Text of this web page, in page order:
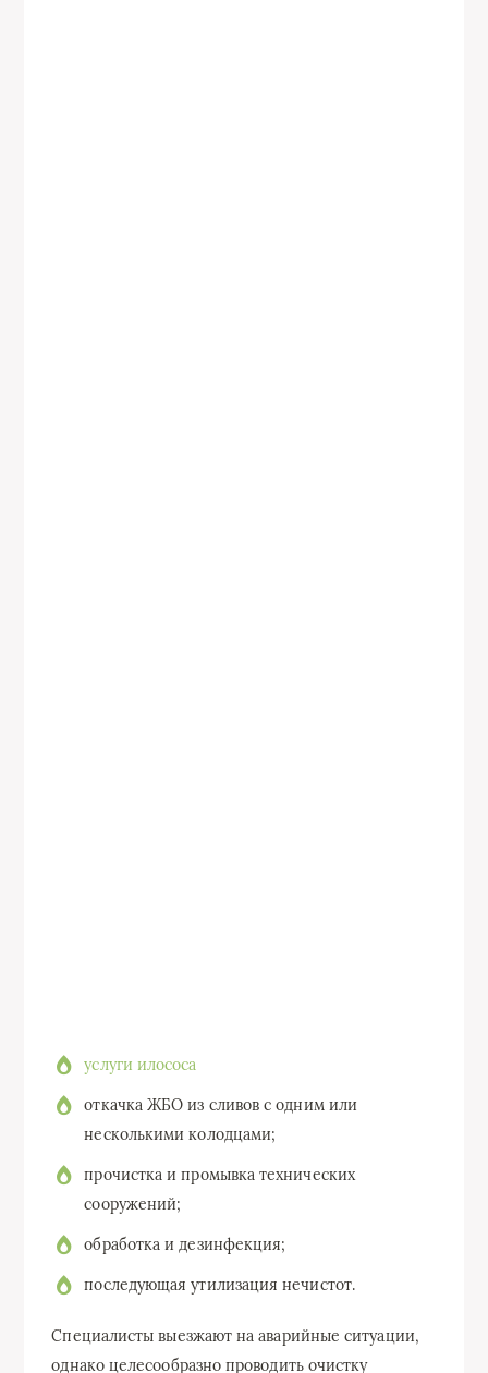
услуги илососа
откачка ЖБО из сливов с одним или
несколькими колодцами;
прочистка и промывка технических
сооружений;
обработка и дезинфекция;
последующая утилизация нечистот.
Специалисты выезжают на аварийные ситуации,
однако целесообразно проводить очистку